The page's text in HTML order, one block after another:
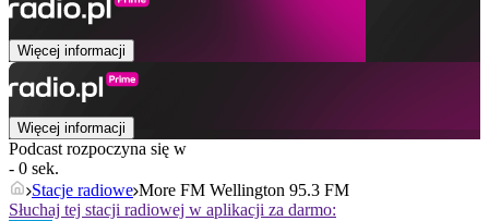
Więcej informacji
Więcej informacji
Podcast rozpoczyna się w
- 0 sek.
Stacje radiowe More FM Wellington 95.3 FM
Słuchaj tej stacji radiowej w aplikacji za darmo: